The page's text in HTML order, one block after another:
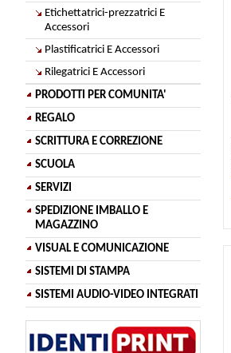
Etichettatrici-prezzatrici E
Accessori
Plastificatrici E Accessori
Rilegatrici E Accessori
PRODOTTI PER COMUNITA'
REGALO
SCRITTURA E CORREZIONE
SCUOLA
SERVIZI
SPEDIZIONE IMBALLO E
MAGAZZINO
VISUAL E COMUNICAZIONE
SISTEMI DI STAMPA
SISTEMI AUDIO-VIDEO INTEGRATI